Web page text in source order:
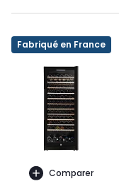
Fabriqué en France
Comparer